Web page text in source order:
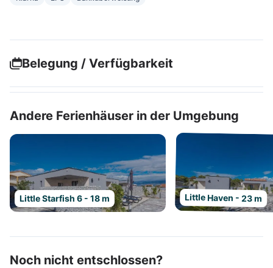
Belegung / Verfügbarkeit
Andere Ferienhäuser in der Umgebung
Little Starfish 6 - 18 m Little Haven - 23 m
Noch nicht entschlossen?